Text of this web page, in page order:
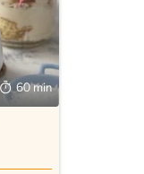
60 min